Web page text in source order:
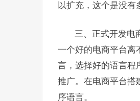
以扩充，这个是没有
三、正式开发电
一个好的电商平台离
言，选择好的语言程
推广。在电商平台搭
序语言。